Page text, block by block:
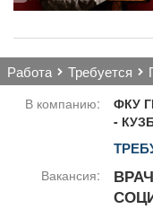
работа требуется
В компанию:
ФКУ
-
Вакансия: